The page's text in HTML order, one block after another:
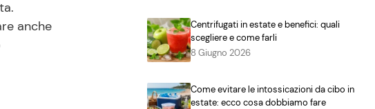
anche
Centrifugati in estate e benefici: quali
scegliere e come farli
8 Giugno 2026
Come evitare le intossicazioni da cibo in
estate: ecco cosa dobbiamo fare